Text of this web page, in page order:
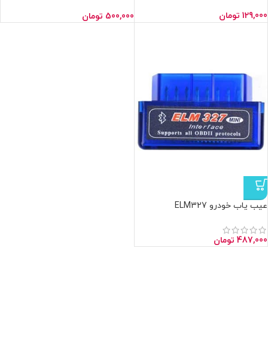
129,000 تومان
500,000 تومان
عیب یاب خودرو ELM327
487,000 تومان